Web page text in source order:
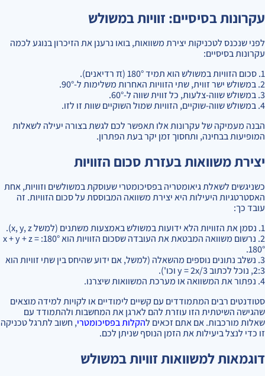
עקרונות בסיסיים: זוויות במשולש
לפני שנכנס לטכניקות יצירת משוואות, בואו נרענן את הזיכרון בנוגע לכמה
עקרונות בסיסיים:
1. סכום הזוויות במשולש הוא תמיד 180° (π רדיאנים).
2. במשולש ישר זווית, שתי הזוויות האחרות משלימות ל-90°.
3. במשולש שווה-צלעות, כל זווית שווה ל-60°.
4. במשולש שווה-שוקיים, הזוויות שמול השוקיים שוות זו לזו.
הבנה מעמיקה של עקרונות אלו תאפשר לכם לגשת בצורה יעילה לשאלות
המופיעות בבחינה, ותחסוך זמן יקר בעת הפתרון.
יצירת משוואות בעזרת סכום הזוויות
כשניגשים לשאלת גיאומטריה בפסיכומטרי שעוסקת במשולשים וזוויות, אחת
האסטרטגיות היעילות היא יצירת משוואה המבוססת על סכום הזוויות. זה
עובד כך:
1. נסמן את הזוויות הלא ידועות במשולש באמצעות משתנים (למשל x, y, z).
2. נרשום משוואה המבטאת את העובדה שסכום הזוויות הוא 180°: x + y + z =
180°.
3. נשלב נתונים נוספים מהשאלה (למשל, אם ידוע שהיחס בין שתי זוויות הוא
2:3, נוכל לכתוב y = 2x/3 וכו').
4. נפתור את המשוואה או מערכת המשוואות שיצרנו.
סטודנטים רבים המתמודדים עם קשיים לימודיים או לקויות למידה מוצאים
שהגישה השיטתית הזו עוזרת להם לארגן את המחשבות ולהתמודד עם
שאלות מורכבות. אם אתם זכאים להקלות בפסיכומטרי, חשוב לתרגל טכניקה
זו כדי לנצל ביעילות את הזמן הנוסף שניתן לכם.
דוגמאות למשוואות זוויות במשולש